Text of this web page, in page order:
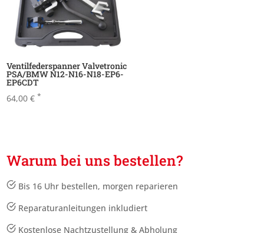
Ventilfederspanner Valvetronic
PSA/BMW N12-N16-N18-EP6-
EP6CDT
64,00€ *
Warum bei uns bestellen?
Bis 16 Uhr bestellen, morgen reparieren
Reparaturanleitungen inkludiert
Kostenlose Nachtzustellung & Abholung